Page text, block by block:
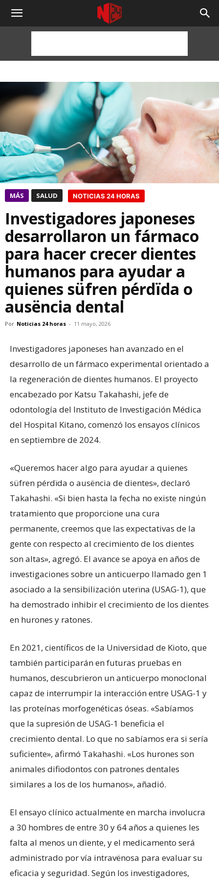
NOTICIAS
HORAS
MÁS SALUD NOTICIAS 24 HORAS
Investigadores japoneses
desarrollaron un fármaco
para hacer crecer dientes
humanos para ayudar a
quienes süfren pérdïda o
ausëncia dental
Por Noticias 24 horas - 11 mayo, 2026
Investigadores japoneses han avanzado en el
desarrollo de un fármaco experimental orientado a
la regeneración de dientes humanos. El proyecto
encabezado por Katsu Takahashi, jefe de
odontología del Instituto de Investigación Médica
del Hospital Kitano, comenzó los ensayos clínicos
en septiembre de 2024.
«Queremos hacer algo para ayudar a quienes
süfren pérdïda o ausëncia de dientes», declaró
Takahashi. «Si bien hasta la fecha no existe ningún
tratamiento que proporcione una cura
permanente, creemos que las expectativas de la
gente con respecto al crecimiento de los dientes
son altas», agregó. El avance se apoya en años de
investigaciones sobre un anticuerpo llamado gen 1
asociado a la sensibilización uterïna (USAG-1), que
ha demostrado inhibir el crecimiento de los dientes
en hurones y ratones.
En 2021, científicos de la Universidad de Kioto, que
también participarán en futuras pruebas en
humanos, descubrieron un anticuerpo monoclonal
capaz de interrumpir la interacción entre USAG-1 y
las proteínas morfogenéticas óseas. «Sabíamos
que la supresión de USAG-1 beneficia el
crecimiento dental. Lo que no sabíamos era si sería
suficiente», afirmó Takahashi. «Los hurones son
animales difiodontos con patrones dentales
similares a los de los humanos», añadió.
El ensayo clínico actualmente en marcha involucra
a 30 hombres de entre 30 y 64 años a quienes les
falta al menos un diente, y el medicamento será
administrado por vía intravënosa para evaluar su
eficacia y seguridad. Según los investigadores,